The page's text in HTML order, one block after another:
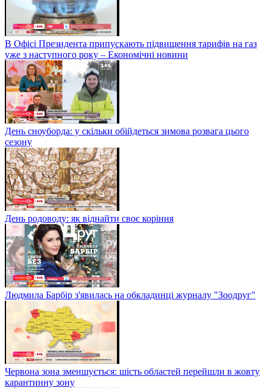
В Офісі Президента припускають підвищення тарифів на газ
уже з наступного року – Економічні новини
День сноуборда: у скільки обійдеться зимова розвага цього
сезону
День родоводу: як віднайти своє коріння
Людмила Барбір з'явилась на обкладинці журналу "Зоодруг"
Червона зона зменшується: шість областей перейшли в жовту
карантинну зону